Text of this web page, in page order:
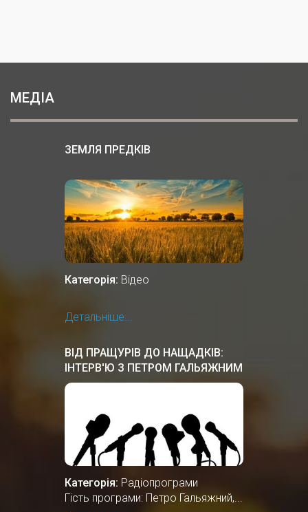
МЕДІА
ЗЕМЛЯ ПРЕДКІВ
Категорія: Відео
Детальніше...
ВІД ПРАЩУРІВ ДО НАЩАДКІВ:
ІНТЕРВ'Ю З ПЕТРОМ ГАЛЬЯЖНИМ
Категорія: Радіопрограми
Гість програми: Петро Гальяжний,...